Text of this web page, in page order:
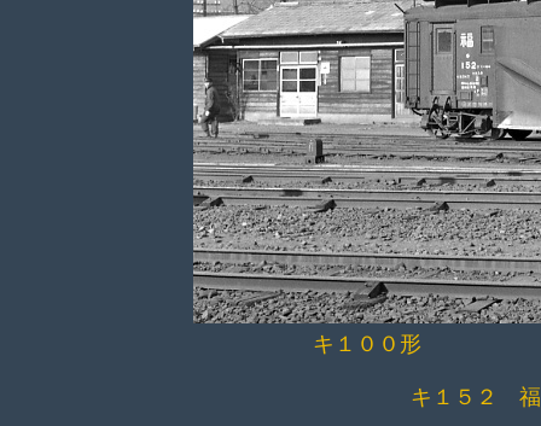
キ１００形 豊
キ１５２